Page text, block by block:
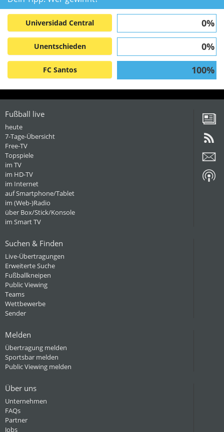
Universidad Central 0%
Unentschieden 0%
FC Santos 100%
Fußball live
heute
7-Tage-Übersicht
Free-TV
Topspiele
im TV
im HD-TV
im Internet
auf Smartphone/Tablet
im (Web-)Radio
über Box/Stick/Konsole
im Smart TV
Suchen & Finden
Live-Übertragungen
Erweiterte Suche
Fußballkneipen
Public Viewing
Teams
Wettbewerbe
Sender
Melden
Übertragung melden
Sportsbar melden
Public Viewing melden
Über uns
Unternehmen
FAQs
Partner
Jobs